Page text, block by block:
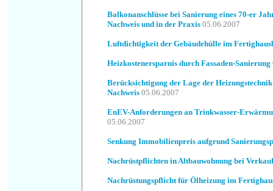
Balkonanschlüsse bei Sanierung eines 70-er
Nachweis und in der Praxis 05.06.2007
Luftdichtigkeit der Gebäudehülle im
Heizkostenersparnis durch Fassaden-Sanierung
Berücksichtigung der Lage der
Nachweis 05.06.2007
EnEV-Anforderungen an Trinkwasser-
05.06.2007
Senkung Immobilienpreis aufgrund
Nachrüstpflichten in Altbauwohnung bei Verkauf
Nachrüstungspflicht für Ölheizung im